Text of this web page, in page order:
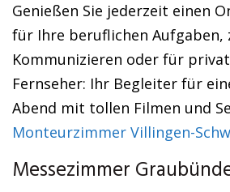
Genießen Sie jederzeit einen
für Ihre beruflichen Aufgaben,
Kommunizieren oder für
Fernseher: Ihr Begleiter für
Abend mit tollen Filmen und
Monteurzimmer Villingen-
Messezimmer